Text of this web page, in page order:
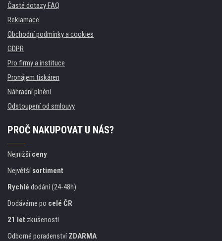
Časté dotazy FAQ
Reklamace
Obchodní podmínky a cookies
GDPR
Pro firmy a instituce
Pronájem tiskáren
Náhradní plnění
Odstoupení od smlouvy
PROČ NAKUPOVAT U NÁS?
Nejnižšíceny
Největšísortiment
Rychlé dodání (24-48h)
Dodáváme po celé ČR
21 let zkušeností
Odborné poradenstvíZDARMA